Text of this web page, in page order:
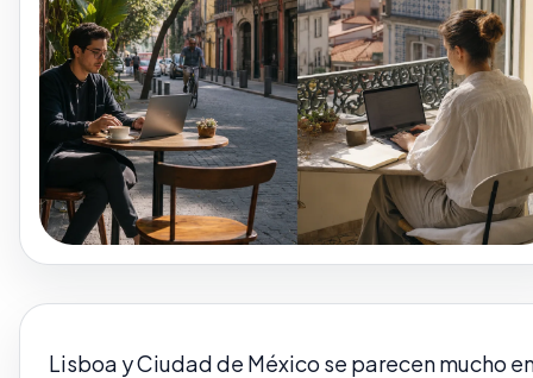
Lisboa y Ciudad de México se parecen mucho